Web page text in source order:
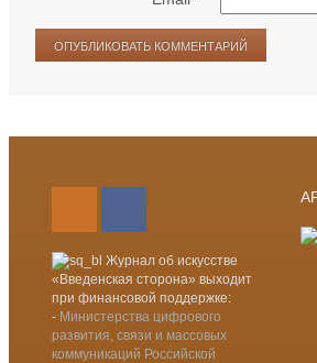
Журнал об искусстве
«Введенская сторона» выходит
при финансовой поддержке:
- Министерства цифрового
развития, связи и массовых
коммуникаций Российской